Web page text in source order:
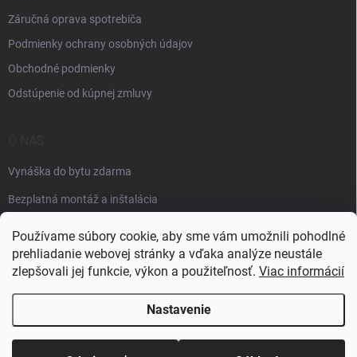
Používame súbory cookie, aby sme vám umožnili pohodlné
prehliadanie webovej stránky a vďaka analýze neustále
zlepšovali jej funkcie, výkon a použiteľnosť. Viac informácií
Nastavenie
Záručná oprava spotrebiča
Podmienky ochrany osobných údajov
Obchodné podmienky
Odstúpenie od kúpnej zmluvy
Vynáška do bytu zdarma
Bezplatná montáž a inštalácia